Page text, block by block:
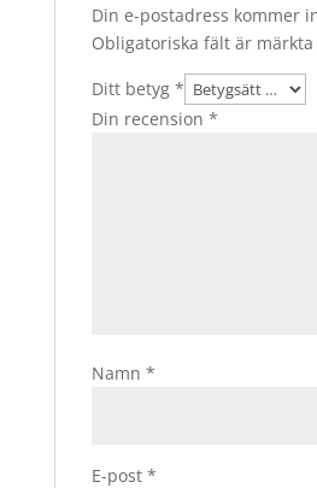
Din e-postadress kommer
Obligatoriska fält är märkta
Ditt betyg *
Din recension *
Namn *
E-post *